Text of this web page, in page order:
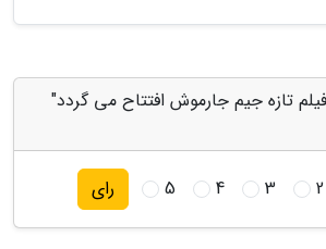
تازه جیم جارموش افتتاح می گردد"
2
3
4
5 رای